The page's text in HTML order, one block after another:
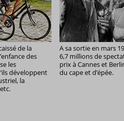
de la
des
les
développent
la
A sa sortie en mars
6,7 millions de
prix à Cannes et
du cape et d’épée.